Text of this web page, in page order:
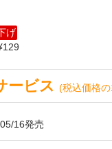
げ
ービス(税込価格
16発売